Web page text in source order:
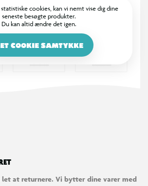
cookies, kan vi nemt vise dig dine
seneste besøgte produkter.
Du kan altid ændre det igen.
COOKIE SAMTYKKE
let at returnere. Vi bytter dine varer med